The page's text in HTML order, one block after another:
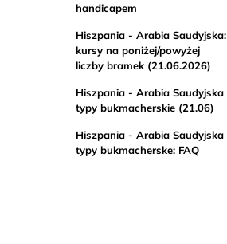
handicapem
Hiszpania - Arabia Saudyjska:
kursy na poniżej/powyżej
liczby bramek (21.06.2026)
Hiszpania - Arabia Saudyjska
typy bukmacherskie (21.06)
Hiszpania - Arabia Saudyjska
typy bukmacherske: FAQ